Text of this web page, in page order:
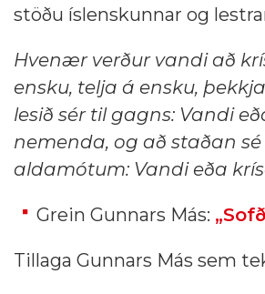
stöðu íslenskunnar og
Hvenær verður vandi að
ensku, telja á ensku,
lesið sér til gagns: Vandi
nemenda, og að staðan
aldamótum: Vandi eða
Grein Gunnars Más:
Tillaga Gunnars Más sem